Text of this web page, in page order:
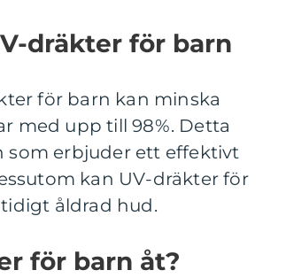
dräkter för barn
för barn kan minska
med upp till 98%. Detta
som erbjuder ett effektivt
kan UV-dräkter för
åldrad hud.
för barn åt?